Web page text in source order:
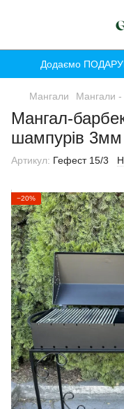
Додаємо
Мангали Мангали
Мангал-
шампурів 3мм
Артикул: Гефест 15/3
−20%